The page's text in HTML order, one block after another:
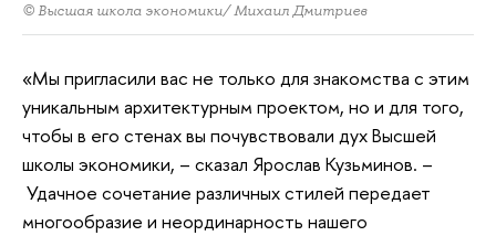
© Высшая школа экономики/ Михаил Дмитриев
«Мы пригласили вас не только для знакомства с этим
уникальным архитектурным проектом, но и для того,
чтобы в его стенах вы почувствовали дух Высшей
школы экономики, – сказал Ярослав Кузьминов. –
Удачное сочетание различных стилей передает
многообразие и неординарность нашего